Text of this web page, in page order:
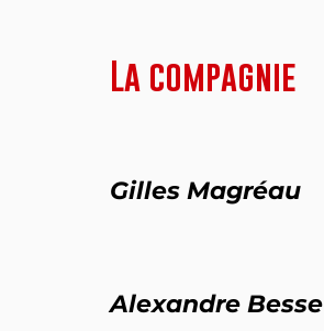
La compagnie
Gilles Magréau
Alexandre Besse